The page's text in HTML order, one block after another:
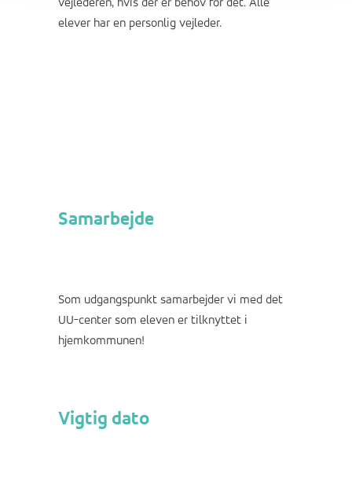
vejlederen, hvis der er behov for det. Alle
elever har en personlig vejleder.
Samarbejde
Som udgangspunkt samarbejder vi med det
UU-center som eleven er tilknyttet i
hjemkommunen!
Vigtig dato